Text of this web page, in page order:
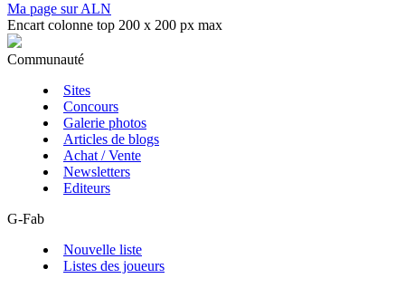
Ma page sur ALN
Encart colonne top 200 x 200 px max
Communauté
Sites
Concours
Galerie photos
Articles de blogs
Achat / Vente
Newsletters
Editeurs
G-Fab
Nouvelle liste
Listes des joueurs